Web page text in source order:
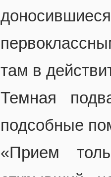
там в
Темная
подсобные
«Прием